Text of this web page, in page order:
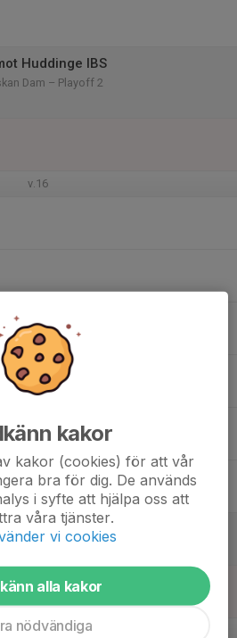
Huddinge IBS
Dam – Playoff 2
v.16
UPPSKJUTEN!!
v.17
kakor
kakor (cookies) för att vår
bra för dig. De används
i syfte att hjälpa oss att
våra tjänster.
vi cookies
alla kakor
nödvändiga